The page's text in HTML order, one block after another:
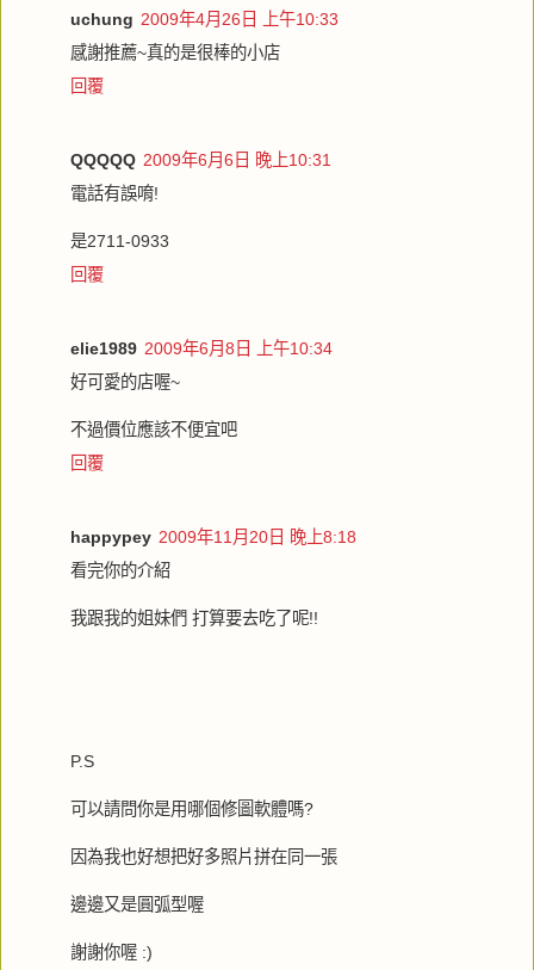
uchung 2009年4月26日 上午10:33
感謝推薦~真的是很棒的小店
回覆
QQQQQ 2009年6月6日 晚上10:31
電話有誤唷!
是2711-0933
回覆
elie1989 2009年6月8日 上午10:34
好可愛的店喔~
不過價位應該不便宜吧
回覆
happypey 2009年11月20日 晚上8:18
看完你的介紹
我跟我的姐妹們 打算要去吃了呢!!
P.S
可以請問你是用哪個修圖軟體嗎?
因為我也好想把好多照片拼在同一張
邊邊又是圓弧型喔
謝謝你喔 :)